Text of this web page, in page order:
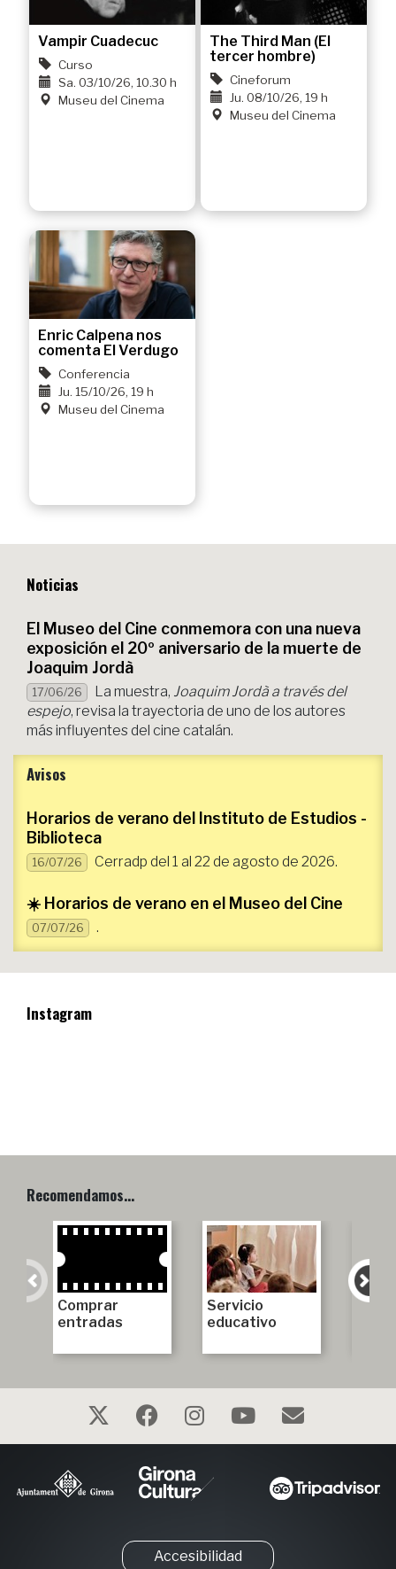
Vampir Cuadecuc
Curso
Sa. 03/10/26, 10.30 h
Museu del Cinema
The Third Man (El
tercer hombre)
Cineforum
Ju. 08/10/26, 19 h
Museu del Cinema
Enric Calpena nos
comenta El Verdugo
Conferencia
Ju. 15/10/26, 19 h
Museu del Cinema
Noticias
El Museo del Cine conmemora con una nueva
exposición el 20º aniversario de la muerte de
Joaquim Jordà
17/06/26 La muestra, Joaquim Jordà a través del
espejo, revisa la trayectoria de uno de los autores
más influyentes del cine catalán.
Avisos
Horarios de verano del Instituto de Estudios -
Biblioteca
16/07/26 Cerradp del 1 al 22 de agosto de 2026.
☀️ Horarios de verano en el Museo del Cine
07/07/26 .
Instagram
Recomendamos…
Comprar
entradas
Servicio
educativo
Accesibilidad